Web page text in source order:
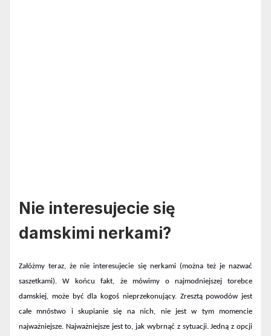
Nie interesujecie się
damskimi nerkami?
Załóżmy teraz, że nie interesujecie się nerkami (można też je nazwać
saszetkami). W końcu fakt, że mówimy o najmodniejszej torebce
damskiej, może być dla kogoś nieprzekonujący. Zresztą powodów jest
całe mnóstwo i skupianie się na nich, nie jest w tym momencie
najważniejsze. Najważniejsze jest to, jak wybrnąć z sytuacji. Jedną z opcji